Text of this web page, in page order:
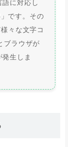
に対応し
です。その
々な文字コ
ブラウザが
生しま